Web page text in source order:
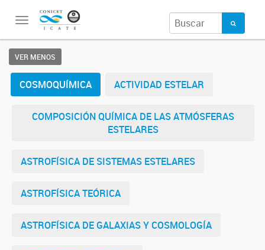
Toggle
VER MENOS
COSMOQUÍMICA ACTIVIDAD ESTELAR
COMPOSICIÓN QUÍMICA DE LAS ATMÓSFERAS
ESTELARES
ASTROFÍSICA DE SISTEMAS ESTELARES
ASTROFÍSICA TEÓRICA
ASTROFÍSICA DE GALAXIAS Y COSMOLOGÍA